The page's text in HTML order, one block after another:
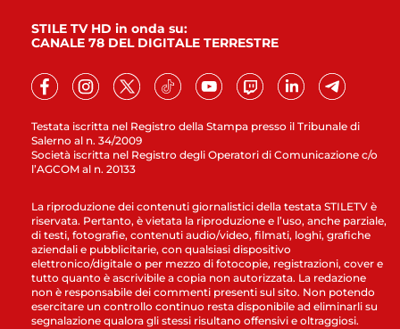
Testata iscritta nel Registro della Stampa presso il Tribunale di
Salerno al n. 34/2009
Società iscritta nel Registro degli Operatori di Comunicazione c/o
l’AGCOM al n. 20133
STILE TV HD in onda su:
CANALE 78 DEL DIGITALE TERRESTRE
La riproduzione dei contenuti giornalistici della testata STILETV è
riservata. Pertanto, è vietata la riproduzione e l’uso, anche parziale,
di testi, fotografie, contenuti audio/video, filmati, loghi, grafiche
aziendali e pubblicitarie, con qualsiasi dispositivo
elettronico/digitale o per mezzo di fotocopie, registrazioni, cover e
tutto quanto è ascrivibile a copia non autorizzata. La redazione
non è responsabile dei commenti presenti sul sito. Non potendo
esercitare un controllo continuo resta disponibile ad eliminarli su
segnalazione qualora gli stessi risultano offensivi e oltraggiosi.